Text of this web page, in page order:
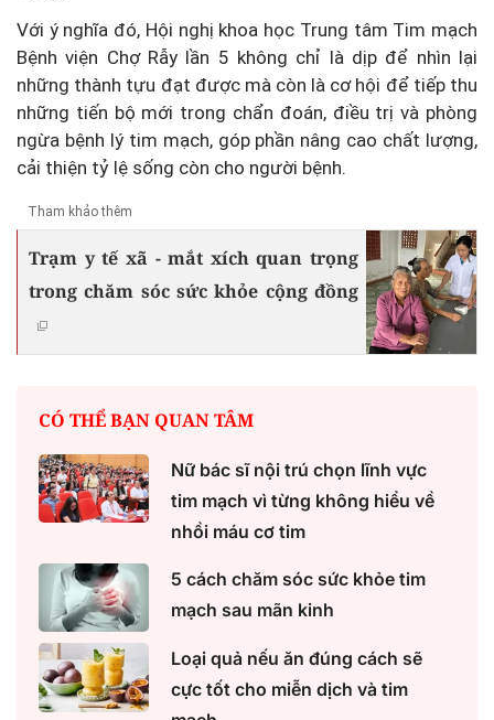
Với ý nghĩa đó, Hội nghị khoa học Trung tâm Tim mạch
Bệnh viện Chợ Rẫy lần 5 không chỉ là dịp để nhìn lại
những thành tựu đạt được mà còn là cơ hội để tiếp thu
những tiến bộ mới trong chẩn đoán, điều trị và phòng
ngừa bệnh lý tim mạch, góp phần nâng cao chất lượng,
cải thiện tỷ lệ sống còn cho người bệnh.
Tham khảo thêm
Trạm y tế xã - mắt xích quan trọng
trong chăm sóc sức khỏe cộng đồng
CÓ THỂ BẠN QUAN TÂM
Nữ bác sĩ nội trú chọn lĩnh vực
tim mạch vì từng không hiểu về
nhồi máu cơ tim
5 cách chăm sóc sức khỏe tim
mạch sau mãn kinh
Loại quả nếu ăn đúng cách sẽ
cực tốt cho miễn dịch và tim